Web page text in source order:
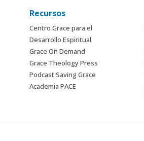
Recursos
Centro Grace para el
Desarrollo Espiritual
Grace On Demand
Grace Theology Press
Podcast Saving Grace
Academia PACE